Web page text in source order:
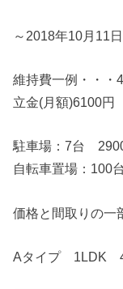
～2018年10月11
維持費一例・・
立金(月額)6100円
駐車場：7台
自転車置場：100
価格と間取りの一
Aタイプ 1LDK